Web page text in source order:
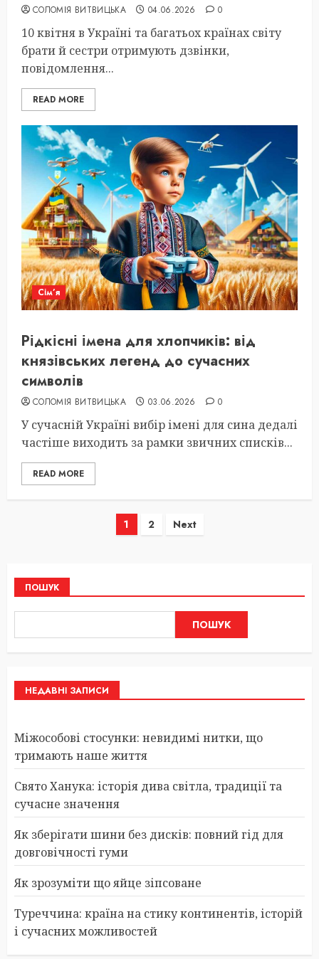
СОЛОМІЯ ВИТВИЦЬКА 04.06.2026 0
10 квітня в Україні та багатьох країнах світу
брати й сестри отримують дзвінки,
повідомлення...
READ MORE
Сім’я
Рідкісні імена для хлопчиків: від
князівських легенд до сучасних
символів
СОЛОМІЯ ВИТВИЦЬКА 03.06.2026 0
У сучасній Україні вибір імені для сина дедалі
частіше виходить за рамки звичних списків...
READ MORE
Пагінація
1 2 Next
ПОШУК
ПОШУК
НЕДАВНІ ЗАПИСИ
Міжособові стосунки: невидимі нитки, що
тримають наше життя
Свято Ханука: історія дива світла, традиції та
сучасне значення
Як зберігати шини без дисків: повний гід для
довговічності гуми
Як зрозуміти що яйце зіпсоване
Туреччина: країна на стику континентів, історій
і сучасних можливостей